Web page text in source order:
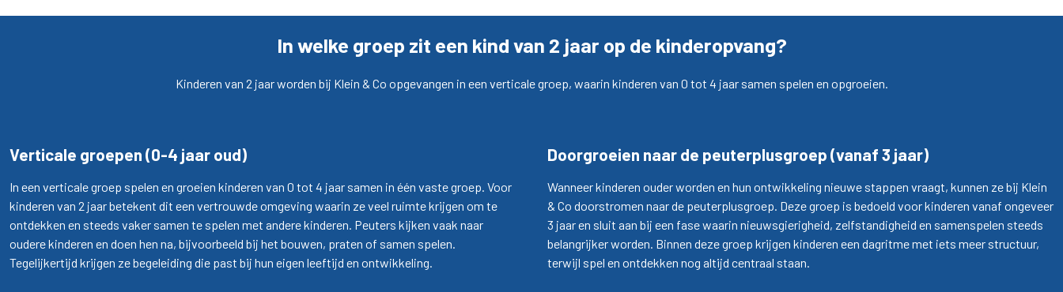
In welke groep zit een kind van 2 jaar op de kinderopvang?
Kinderen van 2 jaar worden bij Klein & Co opgevangen in een verticale groep, waarin kinderen van 0 tot 4 jaar samen spelen en opgroeien.
Verticale groepen (0-4 jaar oud)
In een verticale groep spelen en groeien kinderen van 0 tot 4 jaar samen in één vaste groep. Voor
kinderen van 2 jaar betekent dit een vertrouwde omgeving waarin ze veel ruimte krijgen om te
ontdekken en steeds vaker samen te spelen met andere kinderen. Peuters kijken vaak naar
oudere kinderen en doen hen na, bijvoorbeeld bij het bouwen, praten of samen spelen.
Tegelijkertijd krijgen ze begeleiding die past bij hun eigen leeftijd en ontwikkeling.
Doorgroeien naar de peuterplusgroep (vanaf 3 jaar)
Wanneer kinderen ouder worden en hun ontwikkeling nieuwe stappen vraagt, kunnen ze bij Klein
& Co doorstromen naar de peuterplusgroep. Deze groep is bedoeld voor kinderen vanaf ongeveer
3 jaar en sluit aan bij een fase waarin nieuwsgierigheid, zelfstandigheid en samenspelen steeds
belangrijker worden. Binnen deze groep krijgen kinderen een dagritme met iets meer structuur,
terwijl spel en ontdekken nog altijd centraal staan.